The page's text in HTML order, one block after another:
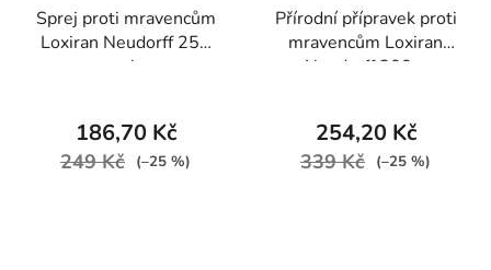
Sprej proti mravencům
Loxiran Neudorff 250
ml
186,70 Kč
249 Kč (–25 %)
Přírodní přípravek proti
mravencům Loxiran
Neudorff 300 g
254,20 Kč
339 Kč (–25 %)